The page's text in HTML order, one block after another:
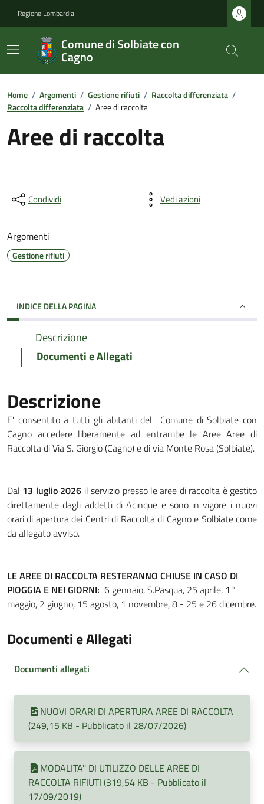
Regione Lombardia
Comune di Solbiate con
Cagno
Home / Argomenti / Gestione rifiuti / Raccolta differenziata /
Raccolta differenziata / Aree di raccolta
Aree di raccolta
Condividi Vedi azioni
Argomenti
Gestione rifiuti
INDICE DELLA PAGINA
Descrizione
Documenti e Allegati
Descrizione
E' consentito a tutti gli abitanti del Comune di Solbiate con
Cagno accedere liberamente ad entrambe le Aree Aree di
Raccolta di Via S. Giorgio (Cagno) e di via Monte Rosa (Solbiate).
Dal 13 luglio 2026 il servizio presso le aree di raccolta è gestito
direttamente dagli addetti di Acinque e sono in vigore i nuovi
orari di apertura dei Centri di Raccolta di Cagno e Solbiate come
da allegato avviso.
LE AREE DI RACCOLTA RESTERANNO CHIUSE IN CASO DI
PIOGGIA E NEI GIORNI: 6 gennaio, S.Pasqua, 25 aprile, 1°
maggio, 2 giugno, 15 agosto, 1 novembre, 8 - 25 e 26 dicembre.
Documenti e Allegati
Documenti allegati
NUOVI ORARI DI APERTURA AREE DI RACCOLTA
(249,15 KB - Pubblicato il 28/07/2026)
MODALITA'' DI UTILIZZO DELLE AREE DI
RACCOLTA RIFIUTI (319,54 KB - Pubblicato il
17/09/2019)